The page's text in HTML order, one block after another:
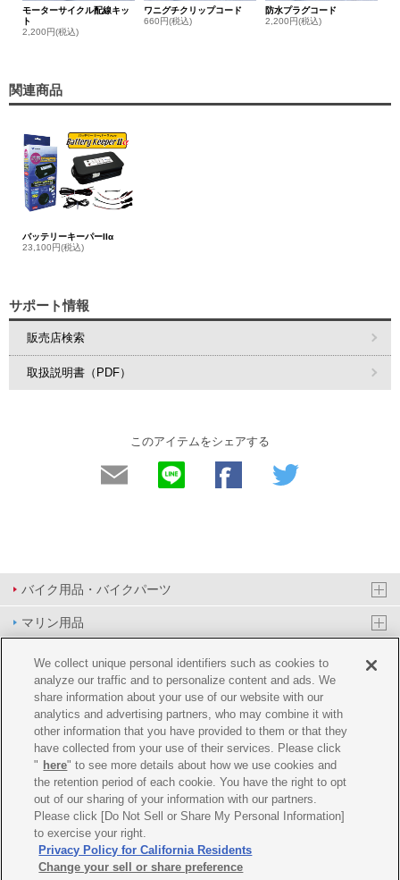
モーターサイクル配線キッ
ト
2,200円(税込)
ワニグチクリップコード
660円(税込)
防水プラグコード
2,200円(税込)
関連商品
バッテリーキーパーIIα
23,100円(税込)
サポート情報
販売店検索
取扱説明書（PDF）
このアイテムをシェアする
バイク用品・バイクパーツ
マリン用品
PAS/YPJ用品
その他用品
イベント&エンターテイメント
オンラインショップ
企業情報
ご利用規約 推薦環境 プライバシーポリシー Cookie ポリシー
We collect unique personal identifiers such as cookies to
analyze our traffic and to personalize content and ads. We
share information about your use of our website with our
analytics and advertising partners, who may combine it with
other information that you have provided to them or that they
have collected from your use of their services. Please click
" here" to see more details about how we use cookies and
the retention period of each cookie. You have the right to opt
out of our sharing of your information with our partners.
Please click [Do Not Sell or Share My Personal Information]
to exercise your right.
Privacy Policy for California Residents
Change your sell or share preference